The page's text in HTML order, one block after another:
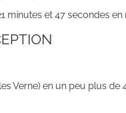
minutes et 47 secondes
Verne) en un peu plus de